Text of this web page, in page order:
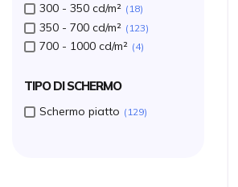
300 - 350 cd/m² 18
350 - 700 cd/m² 123
700 - 1000 cd/m² 4
TIPO DI SCHERMO
Schermo piatto 129